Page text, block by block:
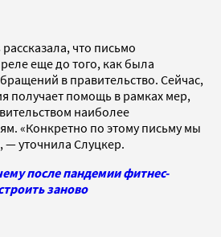
что письмо
еще до того, как была
в правительство. Сейчас,
получает помощь в рамках мер,
наиболее
«Конкретно по этому письму мы
уточнила Слуцкер.
после пандемии фитнес-
заново